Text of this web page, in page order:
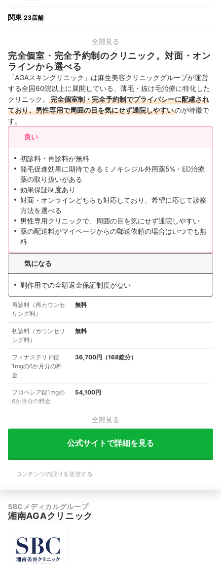
関東 23店舗
関西 11店舗
中国・四国 6店舗
九州・沖縄 7店舗
全部見る
完全個室・完全予約制のクリニック。対面・オン
ラインから選べる
「AGAスキンクリニック」は麻生美容クリニックグループが運営
する全国60院以上に展開している、薄毛・抜け毛治療に特化した
クリニック。
完全個室制・完全予約制でプライバシーに配慮され
ており、男性専用で周囲の目を気にせず通院しやすいのが特徴で
す。
良い
初診料・再診料が無料
発毛促進効果に期待できるミノキシジル外用薬5%・ED治療
薬の取り扱いがある
効果保証制度あり
対面・オンラインどちらも対応しており、希望に応じて診察
方法を選べる
男性専用クリニックで、周囲の目を気にせず通院しやすい
薬の配送料がマイページからの郵送依頼の場合はいつでも無
料
気になる
副作用での全額返金保証制度がない
再診料（再カウンセ
リング料）
無料
初診料（カウンセリ
ング料）
無料
フィナステリド錠
1mgの6か月分の料
金
36,700円（168錠分）
プロペシア錠1mgの
6か月分の料金
54,100円
全部見る
公式サイトで詳細を見る
コンテンツの誤りを送信する
SBCメディカルグループ
湘南AGAクリニック